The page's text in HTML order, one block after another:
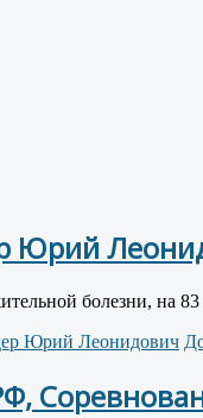
Юрий
болезни,
Юрий Леонидович